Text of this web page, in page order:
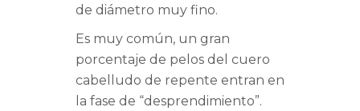
de diámetro muy fino.
Es muy común, un gran
porcentaje de pelos del cuero
cabelludo de repente entran en
la fase de “desprendimiento”.